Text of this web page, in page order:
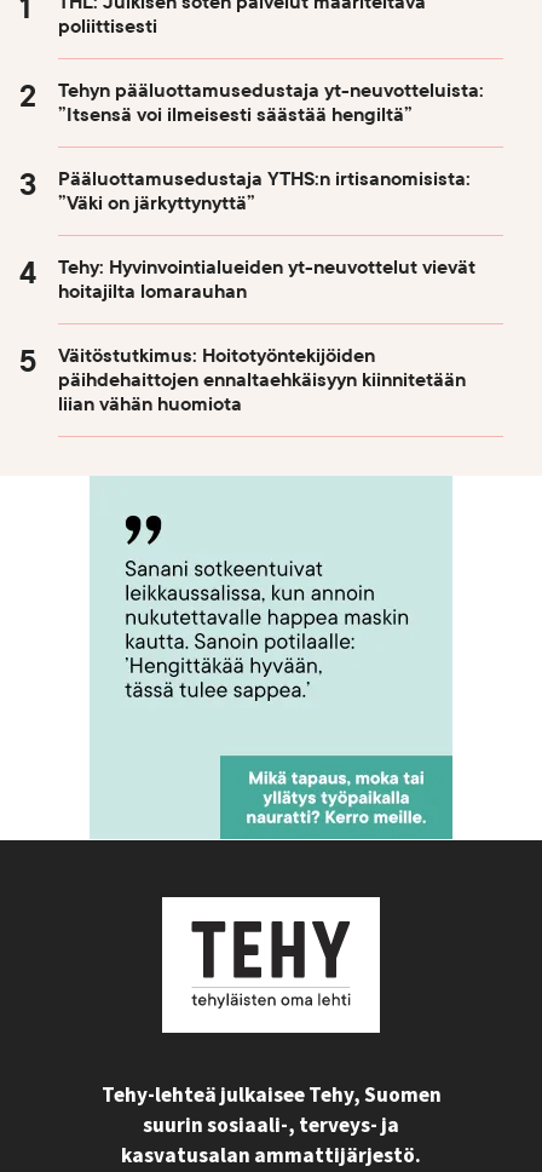
poliittisesti
Tehyn pääluottamusedustaja yt-neuvotteluista:
”Itsensä voi ilmeisesti säästää hengiltä”
Pääluottamusedustaja YTHS:n irtisanomisista:
”Väki on järkyttynyttä”
Tehy: Hyvinvointialueiden yt-neuvottelut vievät
hoitajilta lomarauhan
Väitöstutkimus: Hoitotyöntekijöiden
päihdehaittojen ennaltaehkäisyyn kiinnitetään
liian vähän huomiota
Tehy-lehteä julkaisee Tehy, Suomen
suurin sosiaali-, terveys- ja
kasvatusalan ammattijärjestö.